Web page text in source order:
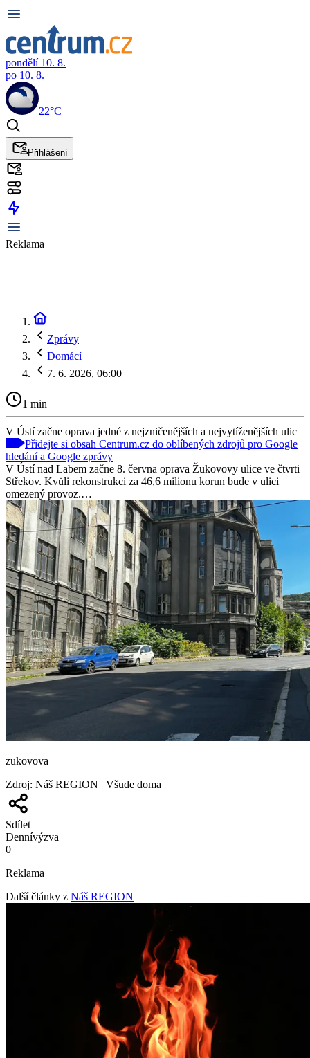
pondělí 10. 8.
po 10. 8.
22°C
Přihlášení
Reklama
Zprávy
Domácí
7. 6. 2026, 06:00
1 min
V Ústí začne oprava jedné z nejzničenějších a nejvytíženějších ulic
Přidejte si obsah Centrum.cz do oblíbených zdrojů pro Google
hledání a Google zprávy
V Ústí nad Labem začne 8. června oprava Žukovovy ulice ve čtvrti
Střekov. Kvůli rekonstrukci za 46,6 milionu korun bude v ulici
omezený provoz.…
zukovova
Zdroj: Náš REGION | Všude doma
Sdílet
Dennívýzva
0
Reklama
Další články z Náš REGION